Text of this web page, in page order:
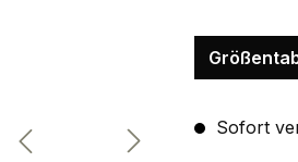
Sofort